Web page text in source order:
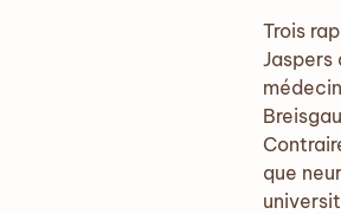
Trois
Jaspers
que